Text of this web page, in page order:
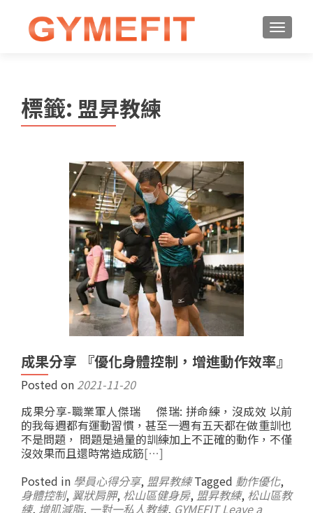
標籤: 盟昇教練
成果分享 『優化身體控制，增進動作效率』
Posted on 2021-11-20
成果分享-職業軍人傑瑞 傑瑞: 拼命練，沒成效 以前
的我每週都有運動習慣，甚至一週有五天都在做重訓也
不是問題， 問題是過量的訓練加上不正確的動作，不僅
沒效果而且還時常造成筋[…]
Posted in 學員心得分享, 盟昇教練 Tagged 動作優化,
身體控制, 翼狀肩胛, 松山區健身房, 盟昇教練, 松山區教
練, 增肌減脂, 一對一私人教練, GYMEFIT Leave a